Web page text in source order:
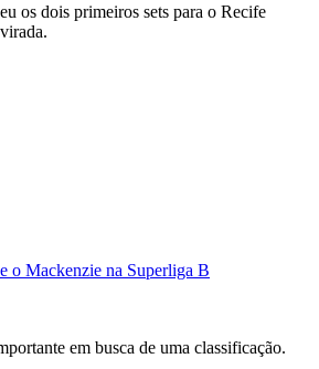
os dois primeiros sets para o Recife
o Mackenzie na Superliga B
em busca de uma classificação.